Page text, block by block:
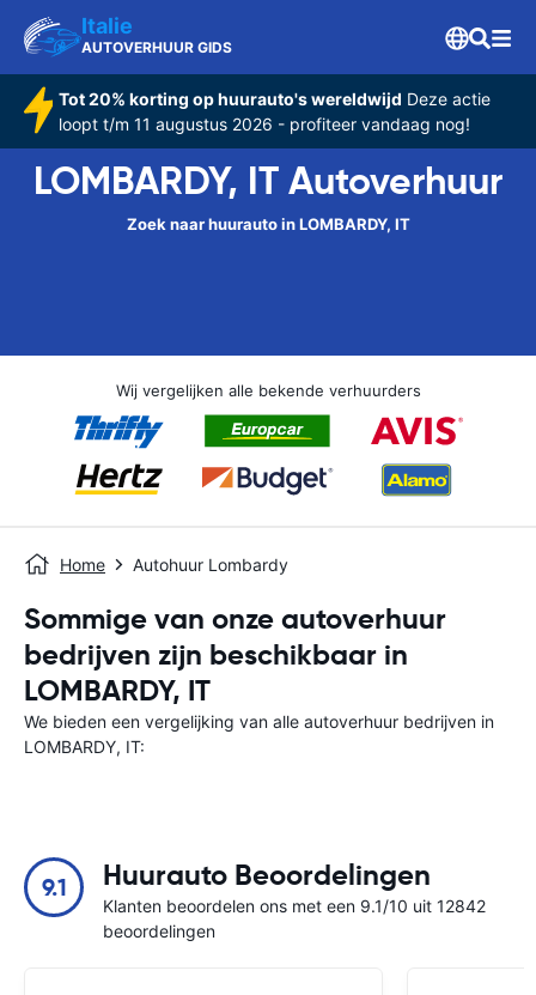
Italie
AUTOVERHUUR GIDS
Tot 20% korting op huurauto's wereldwijd Deze actie
loopt t/m 11 augustus 2026 - profiteer vandaag nog!
LOMBARDY, IT Autoverhuur
Zoek naar huurauto in LOMBARDY, IT
Wij vergelijken alle bekende verhuurders
Home Autohuur Lombardy
Sommige van onze autoverhuur
bedrijven zijn beschikbaar in
LOMBARDY, IT
We bieden een vergelijking van alle autoverhuur bedrijven in
LOMBARDY, IT:
9.1 Huurauto Beoordelingen
Klanten beoordelen ons met een 9.1/10 uit 12842
beoordelingen